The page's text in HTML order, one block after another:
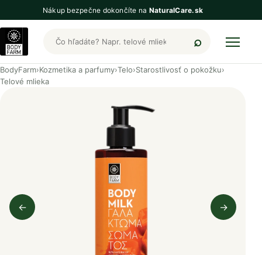
Nákup bezpečne dokončíte na NaturalCare.sk
Hľadať produkty BodyFarm
BodyFarm›Kozmetika a parfumy›Telo›Starostlivosť o pokožku›
Telové mlieka
←
Predchádzajúci obrázok
→